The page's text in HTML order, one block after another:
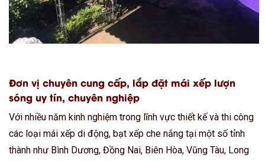
Đơn vị chuyên cung cấp, lắp đặt mái xếp lượn
sóng uy tín, chuyên nghiệp
Với nhiều năm kinh nghiệm trong lĩnh vực thiết kế và thi công
các loại mái xếp di động, bạt xếp che nắng tại một số tỉnh
thành như Bình Dương, Đồng Nai, Biên Hòa, Vũng Tàu, Long